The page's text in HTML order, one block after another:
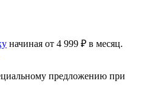
начиная от 4 999 ₽ в месяц.
предложению при